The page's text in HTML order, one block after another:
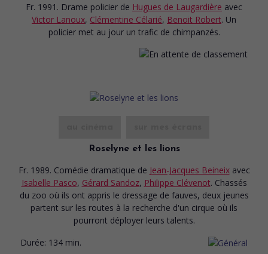
Fr. 1991. Drame policier de Hugues de Laugardière avec
Victor Lanoux, Clémentine Célarié, Benoit Robert. Un
policier met au jour un trafic de chimpanzés.
Roselyne et les lions
Fr. 1989. Comédie dramatique de Jean-Jacques Beineix avec
Isabelle Pasco, Gérard Sandoz, Philippe Clévenot. Chassés
du zoo où ils ont appris le dressage de fauves, deux jeunes
partent sur les routes à la recherche d'un cirque où ils
pourront déployer leurs talents.
Durée: 134 min.